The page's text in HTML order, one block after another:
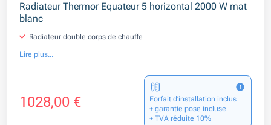
Radiateur Thermor Equateur 5 horizontal 2000 W mat
blanc
Radiateur double corps de chauffe
Lire plus...
1028,00 €
Forfait d’installation inclus
+ garantie pose incluse
+ TVA réduite 10%